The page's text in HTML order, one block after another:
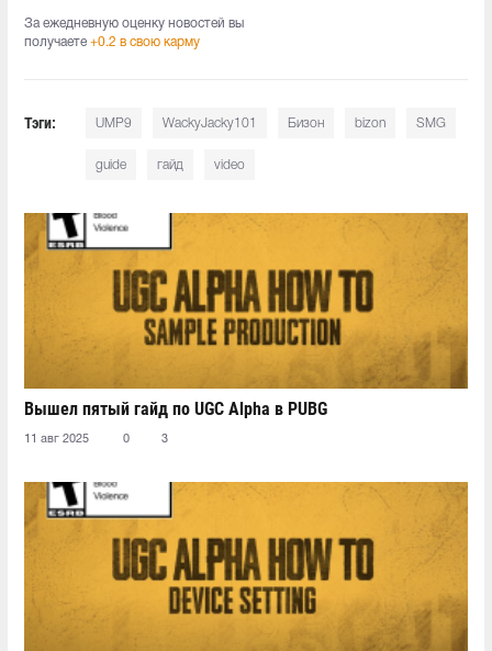
За ежедневную оценку новостей вы
получаете +0.2 в свою карму
Тэги: UMP9 WackyJacky101 Бизон bizon SMG
guide гайд video
Вышел пятый гайд по UGC Alpha в PUBG
11 авг 2025 0 3